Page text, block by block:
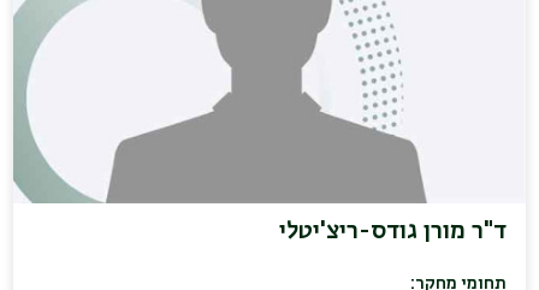
ד"ר מורן גודס-ריצ'יטלי
תחומי מחקר: